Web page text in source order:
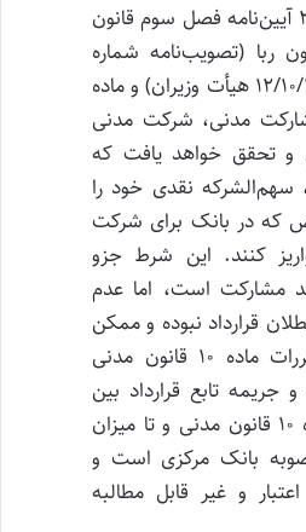
۳- توجه به ماده ۲۰ آیین‌نامه فصل سوم قانون
ربا (تصویب‌نامه شماره
۸۸۶۲۰ مورخ ۱۲/۱۰/۱۳۶۲ هیأت وزیران) و ماده
مدنی، شرکت مدنی
و تحقق خواهد یافت که
سهم‌الشرکه نقدی خود را
در بانک برای شرکت
کنند. این شرط جزو
مشارکت است، اما عدم
قرارداد نبوده و ممکن
است مشمول مقررات ماده ۱۰ قانون مدنی
جریمه تابع قرارداد بین
طرفین مطابق ماده ۱۰ قانون مدنی و تا میزان
بانک مرکزی است و
و غیر قابل مطالبه